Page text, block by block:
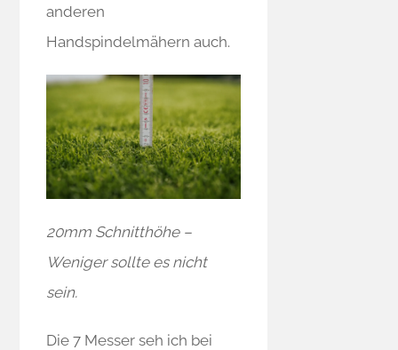
anderen
Handspindelmähern auch.
20mm Schnitthöhe –
Weniger sollte es nicht
sein.
Die 7 Messer seh ich bei